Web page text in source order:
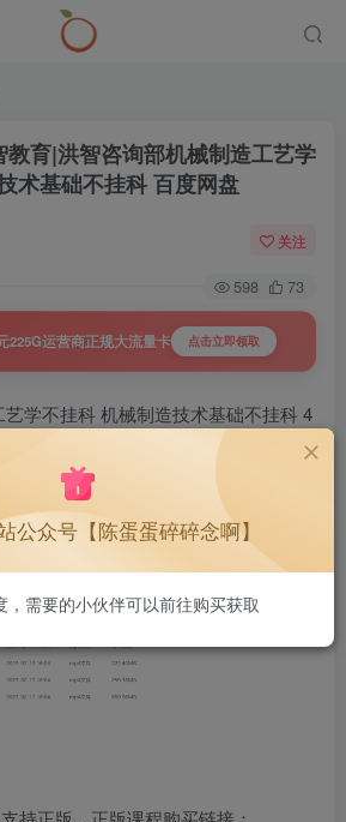
育|洪智咨询部机械制造工艺学
术基础不挂科 百度网盘
关注
598 73
225G运营商正规大流量卡 点击立即领取
学不挂科 机械制造技术基础不挂科 4
学/机械制造技术基础速成课
百度云盘 洪智咨询部资源分享
公众号【陈蛋蛋碎碎念啊】
需要的小伙伴可以前往购买获取